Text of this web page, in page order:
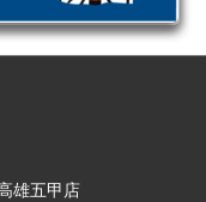
雄五甲店